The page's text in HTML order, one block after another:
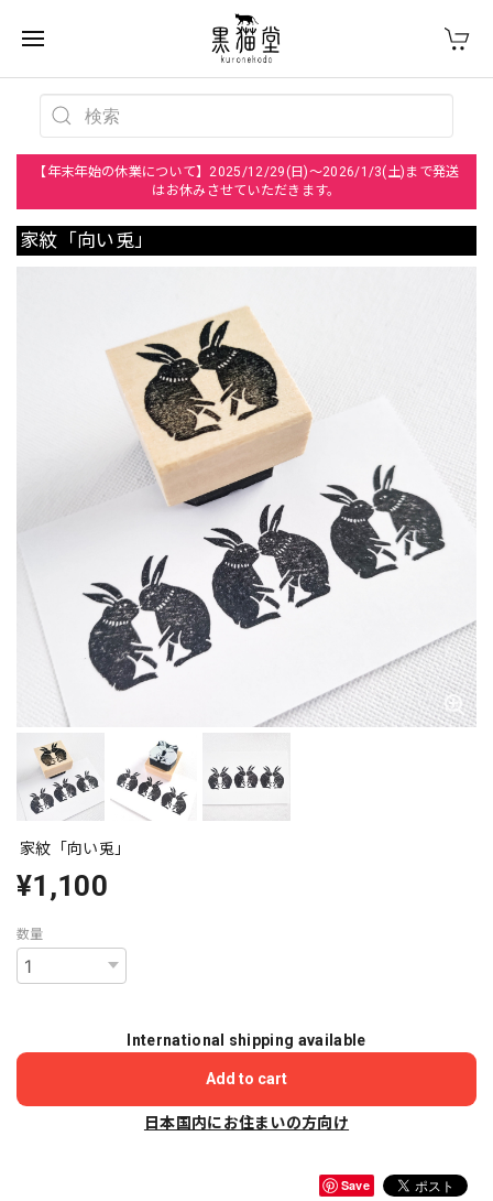
【年末年始の休業について】2025/12/29(日)～2026/1/3(土)まで発送
はお休みさせていただきます。
家紋「向い兎」
家紋「向い兎」
¥1,100
数量
International shipping available
Add to cart
日本国内にお住まいの方向け
Save